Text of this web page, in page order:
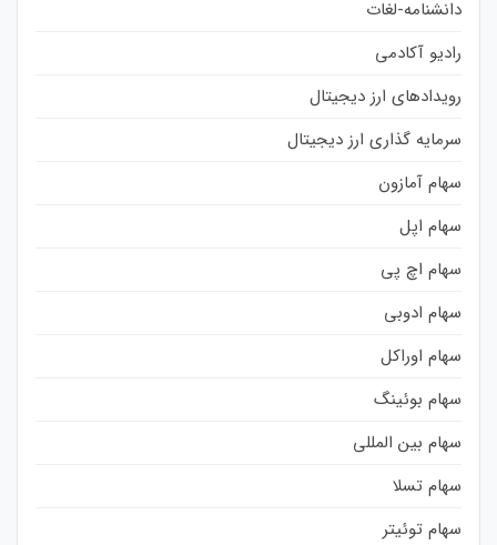
دانشنامه-لغات
رادیو آکادمی
رویدادهای ارز دیجیتال
سرمایه گذاری ارز دیجیتال
سهام آمازون
سهام اپل
سهام اچ پی
سهام ادوبی
سهام اوراکل
سهام بوئینگ
سهام بین المللی
سهام تسلا
سهام توئیتر